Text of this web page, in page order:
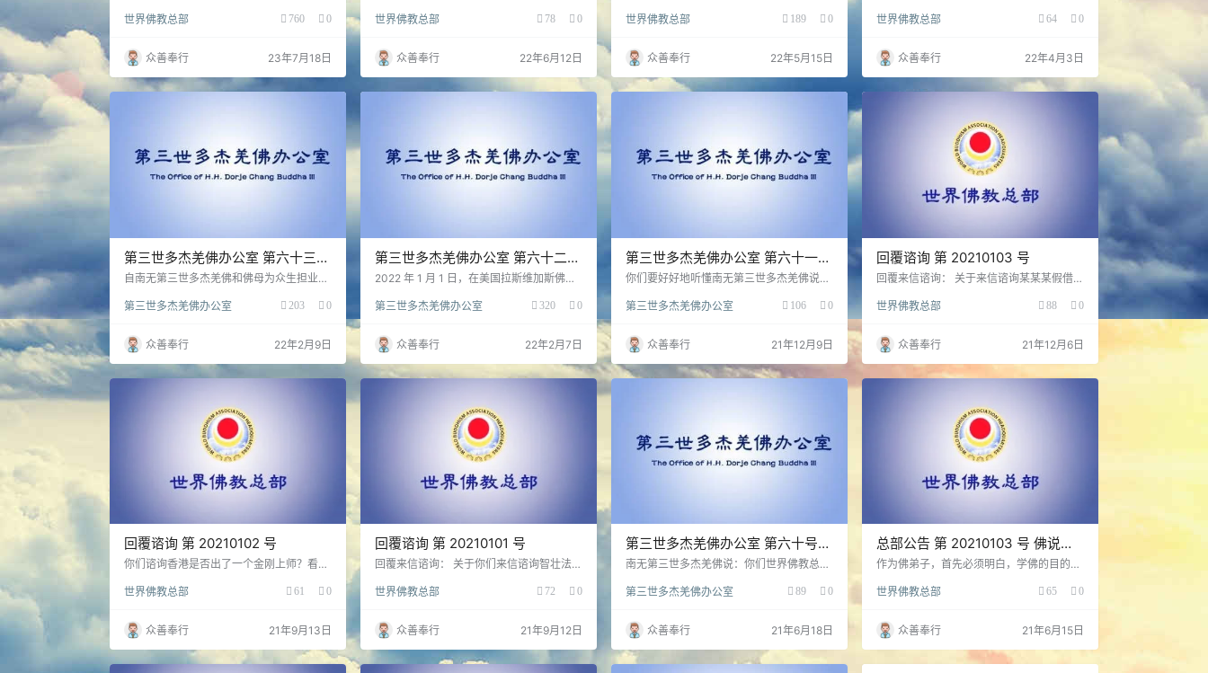
南无玉花寿之王佛母！ 南无十方一切诸佛、
子们聚集在这里，纪念南无第三世多杰羌佛
佛诞，恭迎《南无第三世多杰羌佛经藏总
集》出版面世！ 《南无第三世多杰羌佛经藏
总集》的出版，不仅是娑婆世界的头等大
世界佛教总部 760 0
众善奉行 23年7月18日
南加州圣盖博市喜来登饭店，举行了庄严隆
法会吉祥圆满。应佛弟子们的要求，现特将
翟芒尊者和证达教尊的讲话发出来，供大家
了解。 证达教尊的讲话内容： 南无第三世
多杰羌佛、南无玉花寿之王佛母 南无十方诸
世界佛教总部 78 0
众善奉行 22年6月12日
前，娑婆世界佛教教主南无释迦牟尼佛在我
以不同形式被记录保存下来，这些说法就是
大家所知道的“佛经”，佛经中的教义为全世
界的佛教徒们所遵循。但是，由于不同宗派
祖师的传承差异以及不同文字翻译的偏差，
世界佛教总部 189 0
众善奉行 22年5月15日
奉在圣迹寺的大雄宝殿，所有佛弟子都按照
的佛陀、佛母能返回人间。然而，蔡镇镁
（法名：噶卓囊崔）、杨慧君（法名：攘琼
诺桑）二人不遵守圣迹寺在佛事期间的规
定，不服从值班人员的管理安排，咆哮大
尽修佛人之体面，穷极离经叛道之能事。 鉴
于蔡镇镁、杨慧君二人咆哮…
世界佛教总部 64 0
众善奉行 22年4月3日
第三世多杰羌佛办公室 第六十三号
公告（02/09/2022）
自南无第三世多杰羌佛和佛母为众生担业而
界的佛弟子们都在全身心地祈祷，祈求佛
生。
第三世多杰羌佛办公室 203 0
众善奉行 22年2月9日
第三世多杰羌佛办公室 第六十二号
公告（02/06/2022）
2022 年 1 月 1 日，在美国拉斯维加斯佛陀
能坏道”。佛陀说法之后，佛母看到坛场里
要尽心虔诚，供佛的鲜花以牡丹、兰花、向
日葵和莲花这四种为首…
第三世多杰羌佛办公室 320 0
众善奉行 22年2月7日
第三世多杰羌佛办公室 第六十一号
公告（12/08/2021）
你们要好好地听懂南无第三世多杰羌佛说的
种因而得到结果，我们不但要爱整个人类，
无难幸福美满的，这才是我们佛教徒首先要
发的心和要做的事。
第三世多杰羌佛办公室 106 0
众善奉行 21年12月9日
回覆谘询 第 20210103 号
回覆来信谘询： 关于来信谘询某某某假借莫
可以改变命运。今天世界佛教总部圣德组恭
违背因果的邪恶谬论，是意识形态本质上邪
恶的问题，我早有说到此类正邪与否的分
别，你非要从邪，实在可怜，那谁也救不了
你了。」南无羌佛说法告诫佛弟子们：「宇
化，神棍巫婆阴阳风水命运的邪说。」这些
都是骗人的伎俩，南无…
世界佛教总部 88 0
众善奉行 21年12月6日
回覆谘询 第 20210102 号
你们谘询香港是否出了一个金刚上师？看来
刚上师的称号在全世界都有很多，金刚上师
称呼十分广义，这个称位有不同的概念，含
有几个类别：有真正的金刚上师、有假的金
刚上师、有半通半不通的金刚上师、有圣者
金刚上师，这之间的性质有着天地之别的差
世界佛教总部 61 0
众善奉行 21年9月13日
回覆谘询 第 20210101 号
回覆来信谘询： 关于你们来信谘询智壮法
如果是放弃格瑞那达联合国大使不当，而拿
受了三坛大戒的比丘，在家佛教徒应该尊
敬。我们圣德组已经恭敬请示了南无第三世
多杰羌佛确认，佛陀师父说：「释智壮法师
是从释证达圣德教尊处接承的大悲观音加持
世界佛教总部 72 0
众善奉行 21年9月12日
第三世多杰羌佛办公室 第六十号公
告（06/17/2021）
南无第三世多杰羌佛说：你们世界佛教总部
人误取方向，昨日多人找我求灌王丞法。我
是我的名字，而我却是一个惭愧与大家一样
的修行者…
第三世多杰羌佛办公室 89 0
众善奉行 21年6月18日
总部公告 第 20210103 号 佛说八
万四千法门之无上顶首大法
作为佛弟子，首先必须明白，学佛的目的是
者。本总部公告列出的十八法都是佛说八万
世界佛教总部 65 0
众善奉行 21年6月15日